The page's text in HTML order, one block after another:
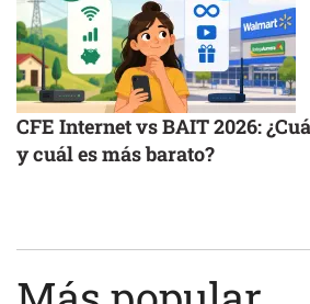
CFE Internet vs BAIT 2026:
y cuál es más barato?